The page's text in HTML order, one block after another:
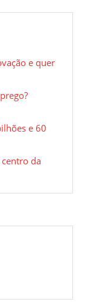
e quer
e 60
centro da